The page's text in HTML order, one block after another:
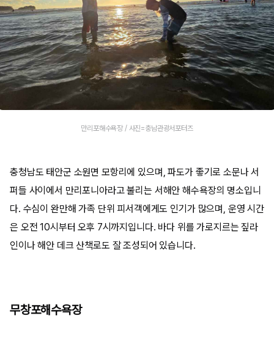
만리포해수욕장 / 사진=충남관광서포터즈
충청남도 태안군 소원면 모항리에 있으며, 파도가 좋기로 소문나 서
퍼들 사이에서 만리포니아라고 불리는 서해안 해수욕장의 명소입니
다. 수심이 완만해 가족 단위 피서객에게도 인기가 많으며, 운영 시간
은 오전 10시부터 오후 7시까지입니다. 바다 위를 가로지르는 짚라
인이나 해안 데크 산책로도 잘 조성되어 있습니다.
무창포해수욕장